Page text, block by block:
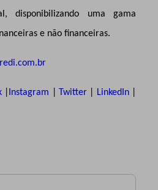
disponibilizando uma gama
e não financeiras.
| Instagram Twitter| LinkedIn|